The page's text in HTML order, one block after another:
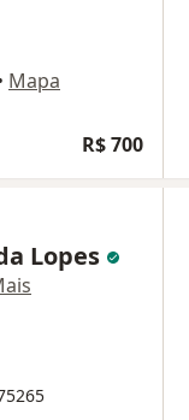
Mapa
R$ 700
Lopes